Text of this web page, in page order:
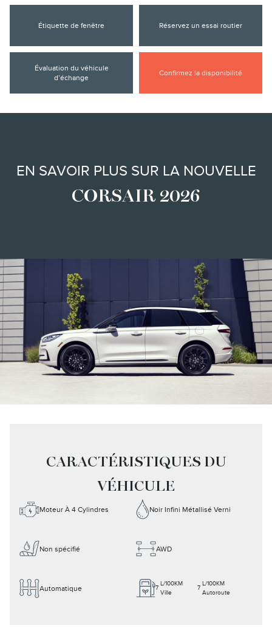
Étiquette de fenêtre Réservez un essai routier
Évaluation du véhicule
d’échange
Confirmez la disponibilité
EN SAVOIR PLUS SUR LA NOUVELLE
CORSAIR 2026
CARACTÉRISTIQUES DU
VÉHICULE
Moteur À 4 Cylindres Noir Infini Métallisé Verni
Non spécifié AWD
Automatique 7
L/100KM
Ville
7
L/100KM
Autoroute